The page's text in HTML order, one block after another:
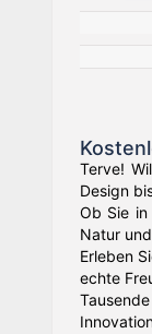
Terve!
Design
Ob Sie in
Natur
Erleben
echte